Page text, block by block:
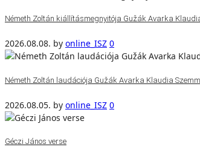
Németh Zoltán kiállításmegnyitója Gužák Avarka
2026.08.08. by online_ISZ 0
Németh Zoltán laudációja Gužák Avarka Klaudia
2026.08.05. by online_ISZ 0
Géczi János verse